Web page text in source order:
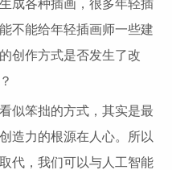
各种插画，很多年轻插
不能给年轻插画师一些建
创作方式是否发生了改
笨拙的方式，其实是最
造力的根源在人心。所以
代，我们可以与人工智能